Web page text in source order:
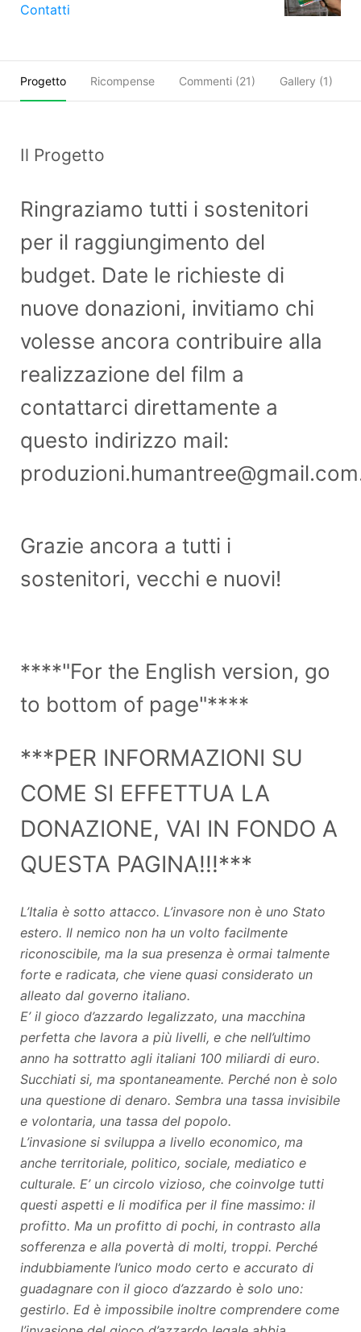
Contatti
Progetto Ricompense Commenti (21) Gallery (1)
Il Progetto
Ringraziamo tutti i sostenitori
per il raggiungimento del
budget. Date le richieste di
nuove donazioni, invitiamo chi
volesse ancora contribuire alla
realizzazione del film a
contattarci direttamente a
questo indirizzo mail:
Grazie ancora a tutti i
sostenitori, vecchi e nuovi!
****"For the English version, go
to bottom of page"****
***PER INFORMAZIONI SU
COME SI EFFETTUA LA
DONAZIONE, VAI IN FONDO A
QUESTA PAGINA!!!***
L’Italia è sotto attacco. L’invasore non è uno Stato
estero. Il nemico non ha un volto facilmente
riconoscibile, ma la sua presenza è ormai talmente
forte e radicata, che viene quasi considerato un
alleato dal governo italiano.
E’ il gioco d’azzardo legalizzato, una macchina
perfetta che lavora a più livelli, e che nell’ultimo
anno ha sottratto agli italiani 100 miliardi di euro.
Succhiati si, ma spontaneamente. Perché non è solo
una questione di denaro. Sembra una tassa invisibile
e volontaria, una tassa del popolo.
L’invasione si sviluppa a livello economico, ma
anche territoriale, politico, sociale, mediatico e
culturale. E’ un circolo vizioso, che coinvolge tutti
questi aspetti e li modifica per il fine massimo: il
profitto. Ma un profitto di pochi, in contrasto alla
sofferenza e alla povertà di molti, troppi. Perché
indubbiamente l’unico modo certo e accurato di
guadagnare con il gioco d’azzardo è solo uno:
gestirlo. Ed è impossibile inoltre comprendere come